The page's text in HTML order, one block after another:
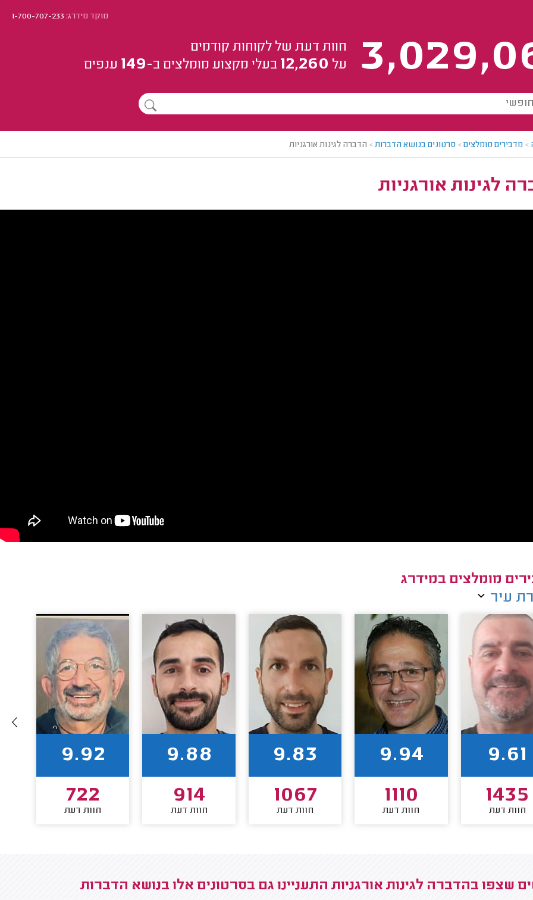
מוקד מידרג:1-700-707-233
חוות דעת של לקוחות קודמים
על 12,260 בעלי מקצוע מומלצים ב-149 ענפים
> מדבירים מומלצים> סרטונים בנושא הדברות> הדברה לגינות אורגניות
לגינות אורגניות
מומלצים במידרג
עיר
9.61
1435
חוות דעת
9.94
1110
חוות דעת
9.83
1067
חוות דעת
9.88
914
חוות דעת
9.92
722
חוות דעת
שצפו בהדברה לגינות אורגניות התעניינו גם בסרטונים אלו בנושא הדברות